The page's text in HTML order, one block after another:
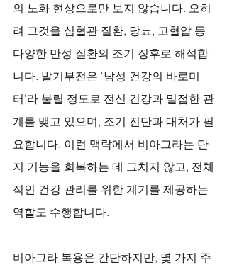
의 노화 현상으로만 보지 않습니다. 오히
려 그것을 심혈관 질환, 당뇨, 고혈압 등
다양한 만성 질환의 조기 징후로 해석합
니다. 발기부전은 ‘남성 건강의 바로미
터’라 불릴 정도로 전신 건강과 밀접한 관
계를 맺고 있으며, 조기 진단과 대처가 필
요합니다. 이런 맥락에서 비아그라는 단
지 기능을 회복하는 데 그치지 않고, 전체
적인 건강 관리를 위한 계기를 제공하는
역할도 수행합니다.
비아그라 복용은 간단하지만, 몇 가지 주